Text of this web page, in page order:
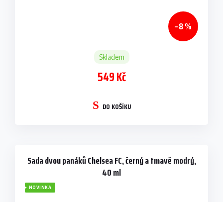
–8 %
Skladem
549 Kč
DO KOŠÍKU
Sada dvou panáků Chelsea FC, černý a tmavě modrý,
40 ml
NOVINKA